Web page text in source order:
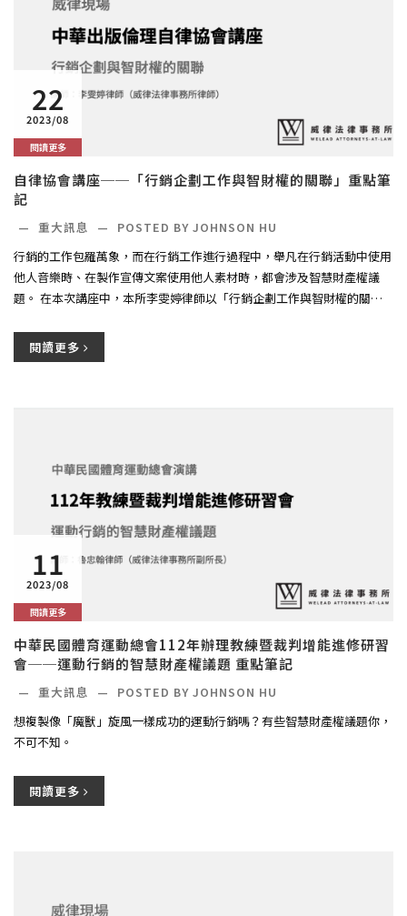
22
2023/08
閱讀更多
自律協會講座──「行銷企劃工作與智財權的關聯」重點筆
記
— 重大訊息 —
POSTED BY JOHNSON HU
行銷的工作包羅萬象，而在行銷工作進行過程中，舉凡在行銷活動中使用
他人音樂時、在製作宣傳文案使用他人素材時，都會涉及智慧財產權議
題。 在本次講座中，本所李雯婷律師以「行銷企劃工作與智財權的關
閱讀更多
11
2023/08
閱讀更多
中華民國體育運動總會112年辦理教練暨裁判增能進修研習
會──運動行銷的智慧財產權議題 重點筆記
— 重大訊息 —
POSTED BY JOHNSON HU
想複製像「魔獸」旋風一樣成功的運動行銷嗎？有些智慧財產權議題你，
不可不知。
閱讀更多